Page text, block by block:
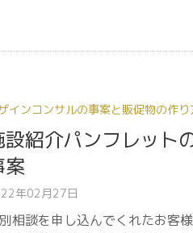
インコンサルの事案と販促物の作り
設紹介パンフレット
案
年02月27日
相談を申し込んでくれたお客